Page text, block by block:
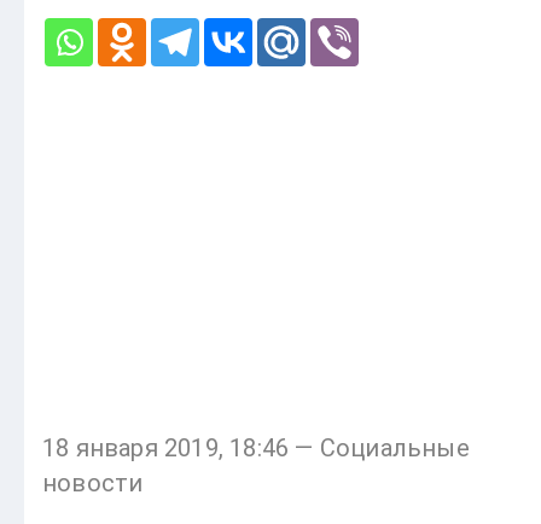
18 января 2019, 18:46 — Социальные
новости